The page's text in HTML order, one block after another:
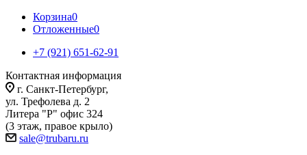
Корзина0
Отложенные0
+7 (921) 651-62-91
Контактная информация
г. Санкт-Петербург,
ул. Трефолева д. 2
Литера "Р" офис 324
(3 этаж, правое крыло)
sale@trubaru.ru